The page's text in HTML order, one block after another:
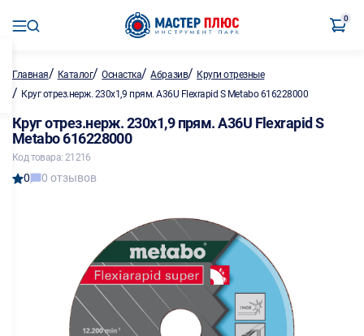
0
Главная/ Каталог/Оснастка/Абразив/ Круги отрезные
/ Круг отрез.нерж. 230x1,9 прям. А36U Flexrapid S Metabo 616228000
Круг отрез.нерж. 230x1,9 прям. А36U Flexrapid S
Metabo 616228000
Код товара: 21216
0 0 отзывов